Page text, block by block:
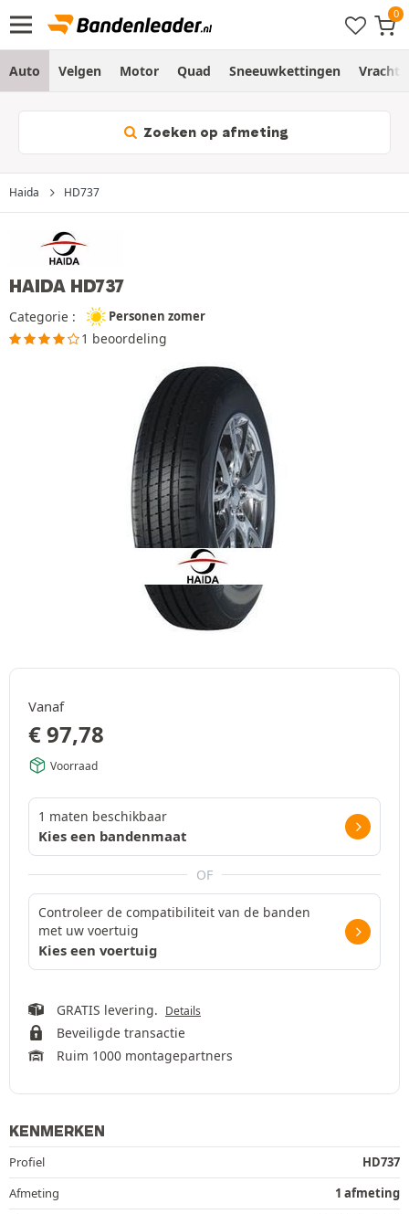
Auto Velgen Motor Quad Sneeuwkettingen
Zoeken op afmeting
Haida HD737
HAIDA HD737
Categorie : Personen zomer
1 beoordeling
Vanaf
€97,78
Voorraad
1 maten beschikbaar
Kies een bandenmaat
OF
Controleer de compatibiliteit van de banden
met uw voertuig
Kies een voertuig
GRATIS levering. Details
Beveiligde transactie
Ruim 1000 montagepartners
KENMERKEN
Profiel
HD737
Afmeting
1 afmeting